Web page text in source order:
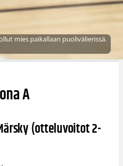
mies paikallaan puolivälierissä.
A
(otteluvoitot 2-